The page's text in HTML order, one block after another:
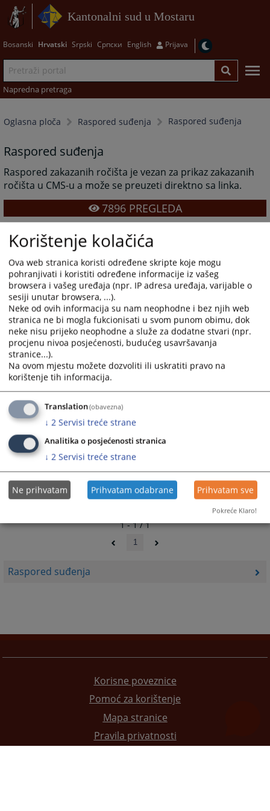
Kantonalni sud u Mostaru
Bosanski Hrvatski Srpski Српски English Prijava
Napredna pretraga
Oglasna ploča Raspored suđenja Raspored suđenja
Raspored suđenja
Raspored suđenja
Raspored zakazanih ročišta je vezan za prikaz zakazanih
ročišta u CMS-u a može se preuzeti direktno sa linka.
7896PREGLEDA
Linkovi
Pregled zakazanih ročišta u sudu
1 - 1 / 1
1
Korisne poveznice
Pomoć za korištenje
Mapa stranice
Pravila privatnosti
Korištenje kolačića
Ova web stranica koristi određene skripte koje mogu
pohranjivati i koristiti određene informacije iz vašeg
browsera i vašeg uređaja (npr. IP adresa uređaja, varijable o
sesiji unutar browsera, ...).
Neke od ovih informacija su nam neophodne i bez njih web
stranica ne bi mogla fukcionisati u svom punom obimu, dok
neke nisu prijeko neophodne a služe za dodatne stvari (npr.
procjenu nivoa posjećenosti, budućeg usavršavanja
stranice...).
Na ovom mjestu možete dozvoliti ili uskratiti pravo na
korištenje tih informacija.
Translation(obavezna)
↓ 2 Servisi treće strane
Analitika o posjećenosti stranica
↓ 2 Servisi treće strane
Ne prihvatam Prihvatam odabrane Prihvatam sve
Pokreće Klaro!